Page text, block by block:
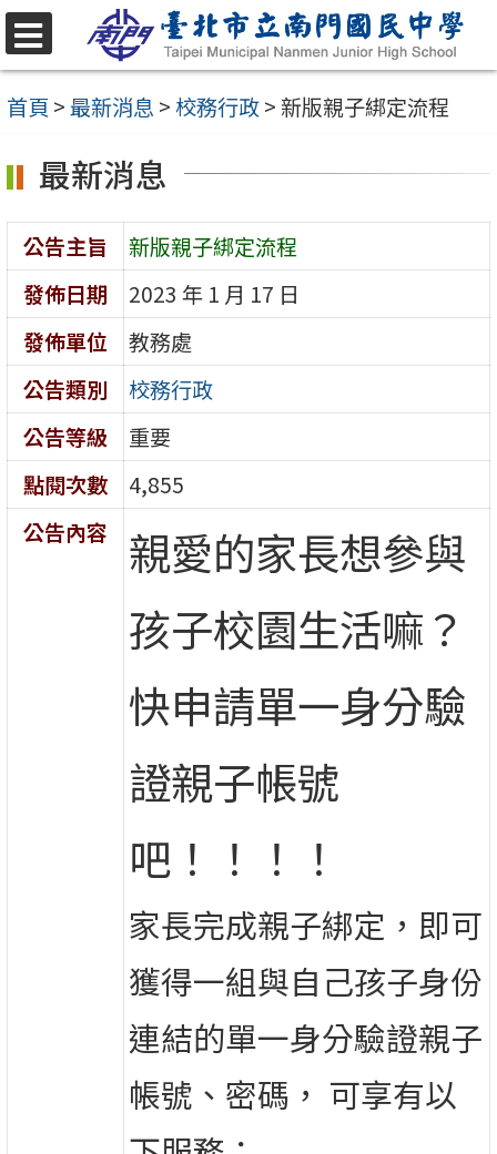
跳
至
主
內
選
單
首頁 >最新消息 >校務行政> 新版親子綁定流程
最新消息
公告主旨
新版親子綁定流程
發佈日期
2023 年 1 月 17 日
發佈單位
教務處
公告類別
校務行政
公告等級
重要
點閱次數
4,855
公告內容
親愛的家長想參與
孩子校園生活嘛？
快申請單一身分驗
證親子帳號
吧！！！！
家長完成親子綁定，即可
獲得一組與自己孩子身份
連結的單一身分驗證親子
帳號、密碼， 可享有以